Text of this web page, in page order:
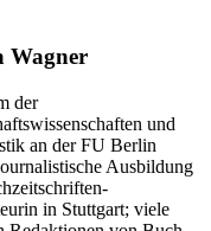
Wagner
der
und
an der FU Berlin
Ausbildung
in Stuttgart; viele